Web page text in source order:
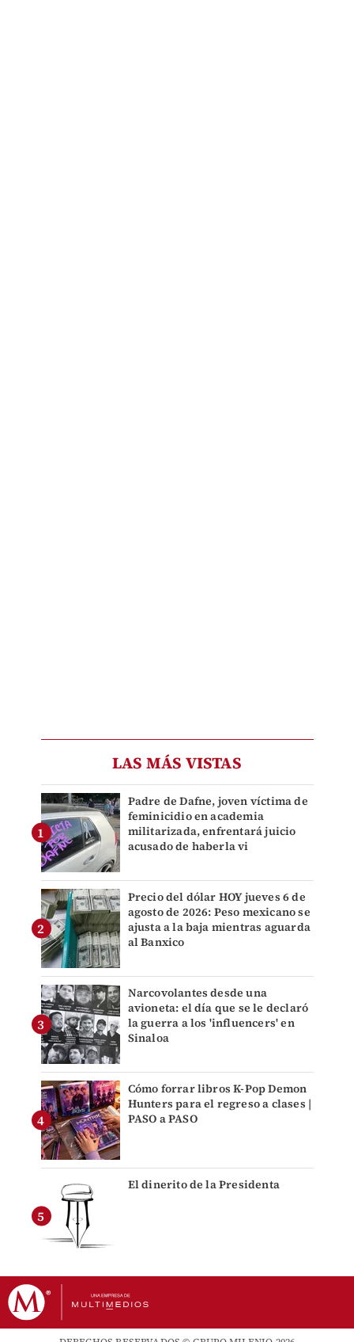
LAS MÁS VISTAS
Padre de Dafne, joven víctima de
feminicidio en academia
militarizada, enfrentará juicio
acusado de haberla vi
Precio del dólar HOY jueves 6 de
agosto de 2026: Peso mexicano se
ajusta a la baja mientras aguarda
al Banxico
Narcovolantes desde una
avioneta: el día que se le declaró
la guerra a los 'influencers' en
Sinaloa
Cómo forrar libros K-Pop Demon
Hunters para el regreso a clases |
PASO a PASO
El dinerito de la Presidenta